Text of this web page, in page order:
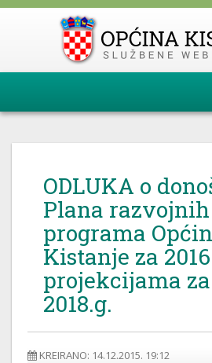
ODLUKA o
Plana razvojnih
programa
Kistanje za
projekcijama za
2018.g.
KREIRANO: 14.12.2015. 19:12